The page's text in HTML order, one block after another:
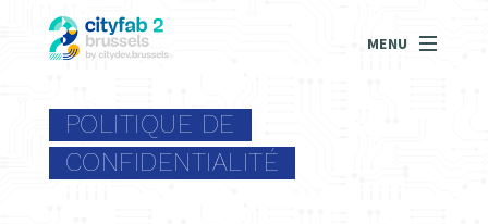
MENU
POLITIQUE DE
CONFIDENTIALITÉ